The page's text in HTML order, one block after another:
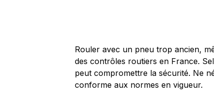
Rouler avec un pneu trop ancien,
des contrôles routiers en France.
peut compromettre la sécurité. Ne
conforme aux normes en vigueur.